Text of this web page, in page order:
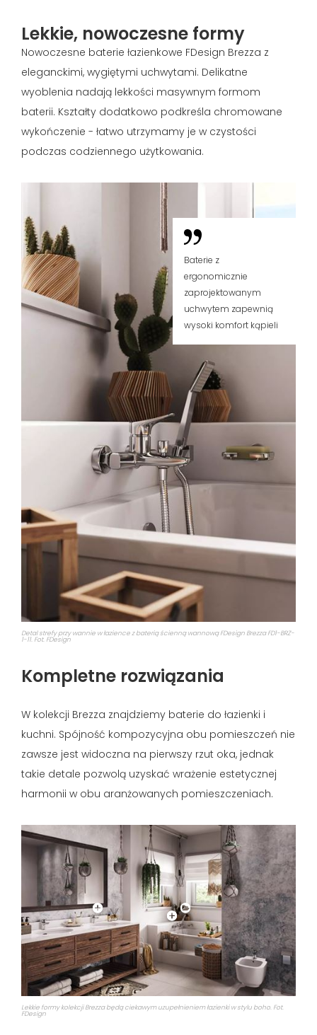
Lekkie, nowoczesne formy
Nowoczesne baterie łazienkowe FDesign Brezza z
eleganckimi, wygiętymi uchwytami. Delikatne
wyoblenia nadają lekkości masywnym formom
baterii. Kształty dodatkowo podkreśla chromowane
wykończenie - łatwo utrzymamy je w czystości
podczas codziennego użytkowania.
Detal strefy przy wannie w łazience z baterią ścienną wannową FDesign Brezza FD1-BRZ-
1-11. Fot. FDesign
Baterie z
ergonomicznie
zaprojektowanym
uchwytem zapewnią
wysoki komfort kąpieli
Kompletne rozwiązania
W kolekcji Brezza znajdziemy baterie do łazienki i
kuchni. Spójność kompozycyjna obu pomieszczeń nie
zawsze jest widoczna na pierwszy rzut oka, jednak
takie detale pozwolą uzyskać wrażenie estetycznej
harmonii w obu aranżowanych pomieszczeniach.
Lekkie formy kolekcji Brezza będą ciekawym uzupełnieniem łazienki w stylu boho. Fot.
FDesign